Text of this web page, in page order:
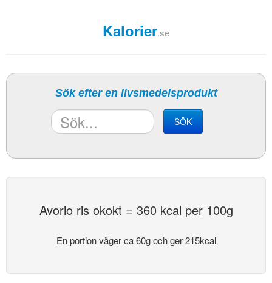
Kalorier.se
Sök efter en livsmedelsprodukt
SÖK
Avorio ris okokt = 360 kcal per 100g
En portion väger ca 60g och ger 215kcal